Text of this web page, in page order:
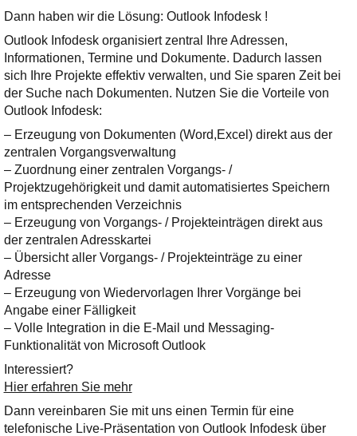
Dann haben wir die Lösung: Outlook Infodesk !
Outlook Infodesk organisiert zentral Ihre Adressen,
Informationen, Termine und Dokumente. Dadurch lassen
sich Ihre Projekte effektiv verwalten, und Sie sparen Zeit bei
der Suche nach Dokumenten. Nutzen Sie die Vorteile von
Outlook Infodesk:
– Erzeugung von Dokumenten (Word,Excel) direkt aus der
zentralen Vorgangsverwaltung
– Zuordnung einer zentralen Vorgangs- /
Projektzugehörigkeit und damit automatisiertes Speichern
im entsprechenden Verzeichnis
– Erzeugung von Vorgangs- / Projekteinträgen direkt aus
der zentralen Adresskartei
– Übersicht aller Vorgangs- / Projekteinträge zu einer
Adresse
– Erzeugung von Wiedervorlagen Ihrer Vorgänge bei
Angabe einer Fälligkeit
– Volle Integration in die E-Mail und Messaging-
Funktionalität von Microsoft Outlook
Interessiert?
Hier erfahren Sie mehr
Dann vereinbaren Sie mit uns einen Termin für eine
telefonische Live-Präsentation von Outlook Infodesk über
E-Mail bestätigen